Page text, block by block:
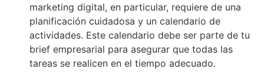
marketing digital, en particular, requiere de una
planificación cuidadosa y un calendario de
actividades. Este calendario debe ser parte de tu
brief empresarial para asegurar que todas las
tareas se realicen en el tiempo adecuado.